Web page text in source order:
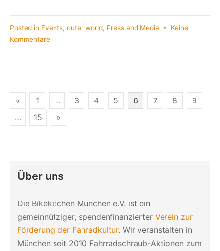
Posted in Events, outer world, Press and Media • Keine
Kommentarezu
/
aus
Seitennummerierung
der
« 1 … 3 4 5 6 7 8
9
…
15 »
Über uns
Die Bikekitchen München e.V. ist ein
gemeinnütziger, spendenfinanzierter Verein zur
Förderung der Fahradkultur. Wir veranstalten in
München seit 2010 Fahrradschraub-Aktionen zum